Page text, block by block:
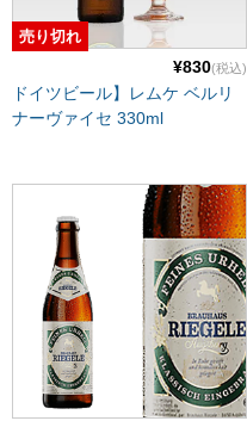
¥830(税込)
売り切れ
ドイツビール】レムケ ベルリ
ナーヴァイセ 330ml